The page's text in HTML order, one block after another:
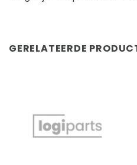
GERELATEERDE